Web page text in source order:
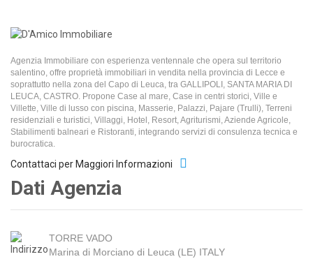
Agenzia Immobiliare con esperienza ventennale che opera sul territorio
salentino, offre proprietà immobiliari in vendita nella provincia di Lecce e
soprattutto nella zona del Capo di Leuca, tra GALLIPOLI, SANTA MARIA DI
LEUCA, CASTRO. Propone Case al mare, Case in centri storici, Ville e
Villette, Ville di lusso con piscina, Masserie, Palazzi, Pajare (Trulli), Terreni
residenziali e turistici, Villaggi, Hotel, Resort, Agriturismi, Aziende Agricole,
Stabilimenti balneari e Ristoranti, integrando servizi di consulenza tecnica e
burocratica.
Contattaci per Maggiori Informazioni
Dati Agenzia
TORRE VADO
Marina di Morciano di Leuca (LE) ITALY